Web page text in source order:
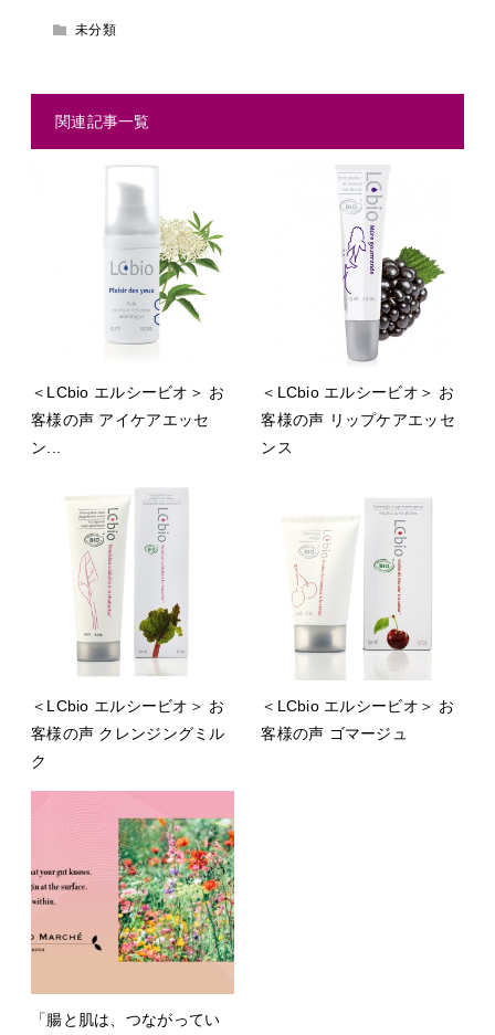
未分類
関連記事一覧
＜LCbio エルシービオ＞ お
客様の声 アイケアエッセ
ン...
＜LCbio エルシービオ＞ お
客様の声 リップケアエッセ
ンス
＜LCbio エルシービオ＞ お
客様の声 クレンジングミル
ク
＜LCbio エルシービオ＞ お
客様の声 ゴマージュ
「腸と肌は、つながってい